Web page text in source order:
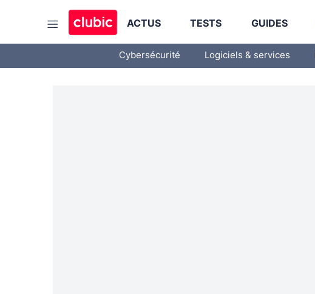
ACTUS TESTS GUIDES
Cybersécurité Logiciels & services